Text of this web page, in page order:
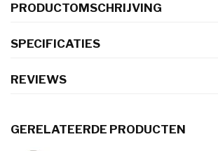
PRODUCTOMSCHRIJVING
SPECIFICATIES
REVIEWS
GERELATEERDE PRODUCTEN